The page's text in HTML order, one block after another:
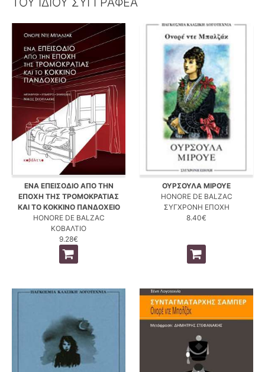
ΕΝΑ ΕΠΕΙΣΟΔΙΟ ΑΠΟ ΤΗΝ
ΕΠΟΧΗ ΤΗΣ ΤΡΟΜΟΚΡΑΤΙΑΣ
ΚΑΙ ΤΟ ΚΟΚΚΙΝΟ ΠΑΝΔΟΧΕΙΟ
HONORE DE BALZAC
ΚΟΒΑΛΤΙΟ
9.28€
ΟΥΡΣΟΥΛΑ ΜΙΡΟΥΕ
HONORE DE BALZAC
ΣΥΓΧΡΟΝΗ ΕΠΟΧΗ
8.40€